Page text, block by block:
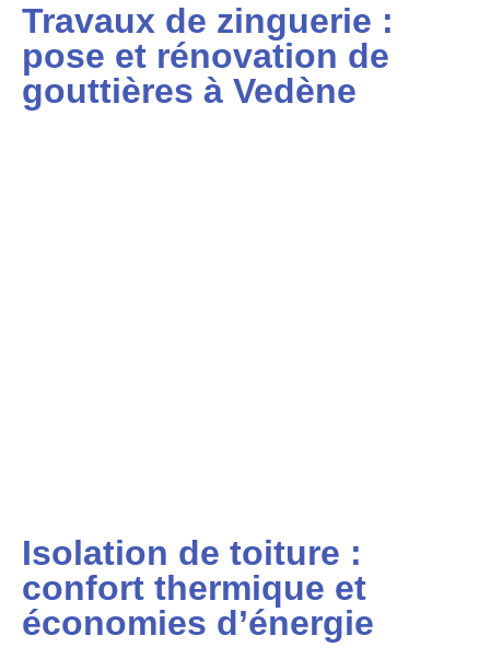
Travaux de zinguerie :
pose et rénovation de
gouttières à Vedène
Isolation de toiture :
confort thermique et
économies d’énergie